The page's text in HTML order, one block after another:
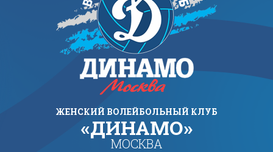
ЖЕНСКИЙ ВОЛЕЙБОЛЬНЫЙ КЛУБ
«ДИНАМО»
МОСКВА